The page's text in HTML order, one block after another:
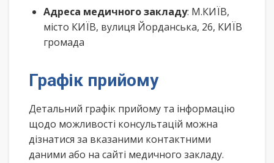
Адреса медичного закладу: М.КИЇВ,
місто КИЇВ, вулиця Йорданська, 26, КИЇВ
громада
Графік прийому
Детальний графік прийому та інформацію
щодо можливості консультацій можна
дізнатися за вказаними контактними
даними або на сайті медичного закладу.